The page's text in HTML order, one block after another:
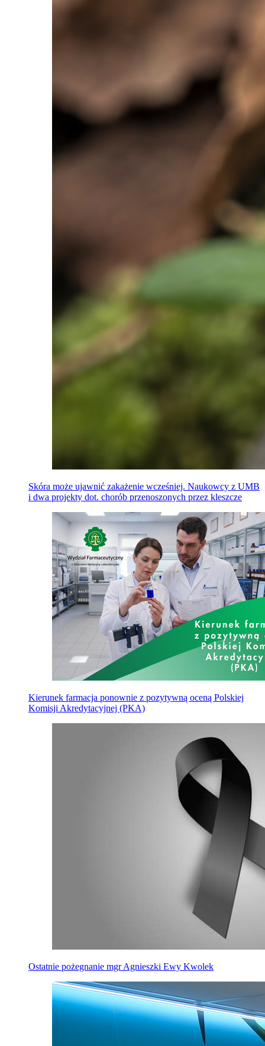
Skóra może ujawnić zakażenie wcześniej. Naukowcy z UMB
i dwa projekty dot. chorób przenoszonych przez kleszcze
Kierunek farmacja ponownie z pozytywną oceną Polskiej
Komisji Akredytacyjnej (PKA)
Ostatnie pożegnanie mgr Agnieszki Ewy Kwolek